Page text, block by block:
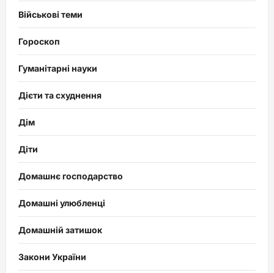
Військові теми
Гороскоп
Гуманітарні науки
Дієти та схуднення
Дім
Діти
Домашнє господарство
Домашні улюбленці
Домашній затишок
Закони України